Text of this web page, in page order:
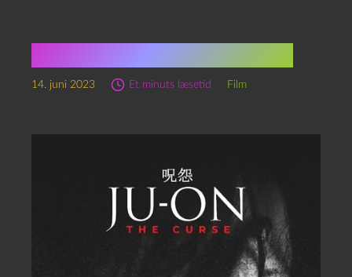
14. juni 2023 Et minuts læsetid Film